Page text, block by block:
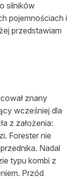
silników
pojemnościach i
przedstawiam
znany
wcześniej dla
z założenia:
Forester nie
Nadal
typu kombi z
Przód